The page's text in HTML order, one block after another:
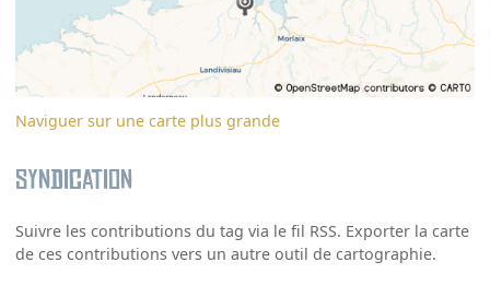
Naviguer sur une carte plus grande
Syndication
Suivre les contributions du tag via le fil RSS. Exporter la carte
de ces contributions vers un autre outil de cartographie.